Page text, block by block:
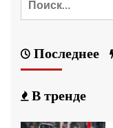
Последнее
В тренде